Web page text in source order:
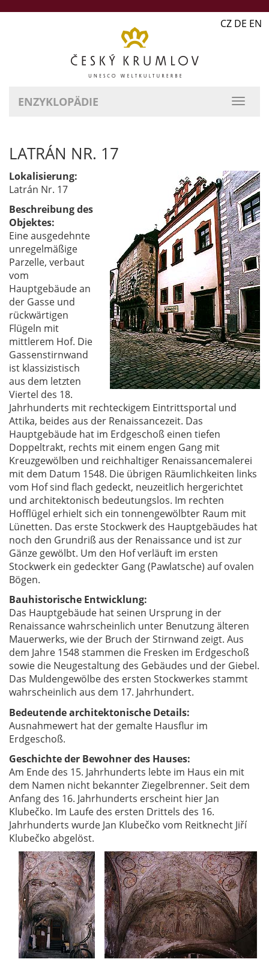
CZ DE EN
ENZYKLOPÄDIE
LATRÁN NR. 17
Lokalisierung:
Latrán Nr. 17
Beschreibung des
Objektes:
Eine ausgedehnte
unregelmäßige
Parzelle, verbaut
vom
Hauptgebäude an
der Gasse und
rückwärtigen
Flügeln mit
mittlerem Hof. Die
Gassenstirnwand
ist klassizistisch
aus dem letzten
Viertel des 18.
Jahrhunderts mit rechteckigem Eintrittsportal und
Attika, beides aus der Renaissancezeit. Das
Hauptgebäude hat im Erdgeschoß einen tiefen
Doppeltrakt, rechts mit einem engen Gang mit
Kreuzgewölben und reichhaltiger Renaissancemalerei
mit dem Datum 1548. Die übrigen Räumlichkeiten links
vom Hof sind flach gedeckt, neuzeitlich hergerichtet
und architektonisch bedeutungslos. Im rechten
Hofflügel erhielt sich ein tonnengewölbter Raum mit
Lünetten. Das erste Stockwerk des Hauptgebäudes hat
noch den Grundriß aus der Renaissance und ist zur
Gänze gewölbt. Um den Hof verläuft im ersten
Stockwerk ein gedeckter Gang (Pawlatsche) auf ovalen
Bögen.
Bauhistorische Entwicklung:
Das Hauptgebäude hat seinen Ursprung in der
Renaissance wahrscheinlich unter Benutzung älteren
Mauerwerks, wie der Bruch der Stirnwand zeigt. Aus
dem Jahre 1548 stammen die Fresken im Erdgeschoß
sowie die Neugestaltung des Gebäudes und der Giebel.
Das Muldengewölbe des ersten Stockwerkes stammt
wahrscheinlich aus dem 17. Jahrhundert.
Bedeutende architektonische Details:
Ausnahmewert hat der gemalte Hausflur im
Erdgeschoß.
Geschichte der Bewohner des Hauses:
Am Ende des 15. Jahrhunderts lebte im Haus ein mit
dem Namen nicht bekannter Ziegelbrenner. Seit dem
Anfang des 16. Jahrhunderts erscheint hier Jan
Klubečko. Im Laufe des ersten Drittels des 16.
Jahrhunderts wurde Jan Klubečko vom Reitknecht Jiří
Klubečko abgelöst.